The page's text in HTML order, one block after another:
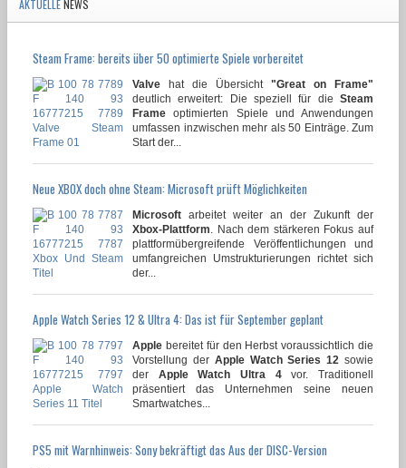
AKTUELLE NEWS
Steam Frame: bereits über 50 optimierte Spiele vorbereitet
Valve hat die Übersicht "Great on Frame"
deutlich erweitert: Die speziell für die Steam
Frame optimierten Spiele und Anwendungen
umfassen inzwischen mehr als 50 Einträge. Zum
Start der...
Neue XBOX doch ohne Steam: Microsoft prüft Möglichkeiten
Microsoft arbeitet weiter an der Zukunft der
Xbox-Plattform . Nach dem stärkeren Fokus auf
plattformübergreifende Veröffentlichungen und
umfangreichen Umstrukturierungen richtet sich
der...
Apple Watch Series 12 & Ultra 4: Das ist für September geplant
Apple bereitet für den Herbst voraussichtlich die
Vorstellung der Apple Watch Series 12 sowie
der Apple Watch Ultra 4vor. Traditionell
präsentiert das Unternehmen seine neuen
Smartwatches...
PS5 mit Warnhinweis: Sony bekräftigt das Aus der DISC-Version